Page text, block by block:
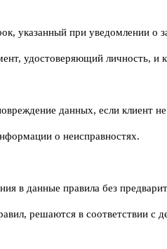
указанный при уведомлении о
удостоверяющий личность, и
данных, если клиент
о неисправностях.
в данные правила без
решаются в соответствии с